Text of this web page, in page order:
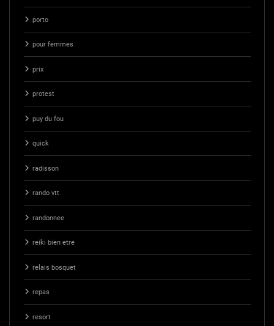
porto
pour femmes
prix
protest
puy du fou
quick
radisson
rando vtt
randonnee
reiki bien etre
relais bosquet
repas
resort